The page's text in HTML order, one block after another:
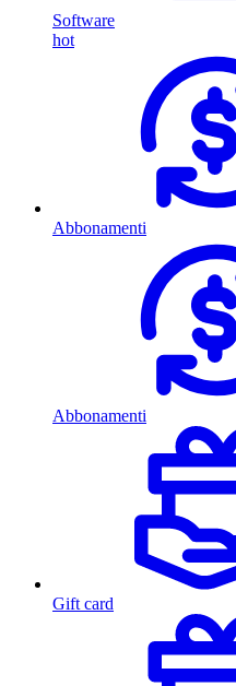
Software
hot
Abbonamenti
Abbonamenti
Gift card